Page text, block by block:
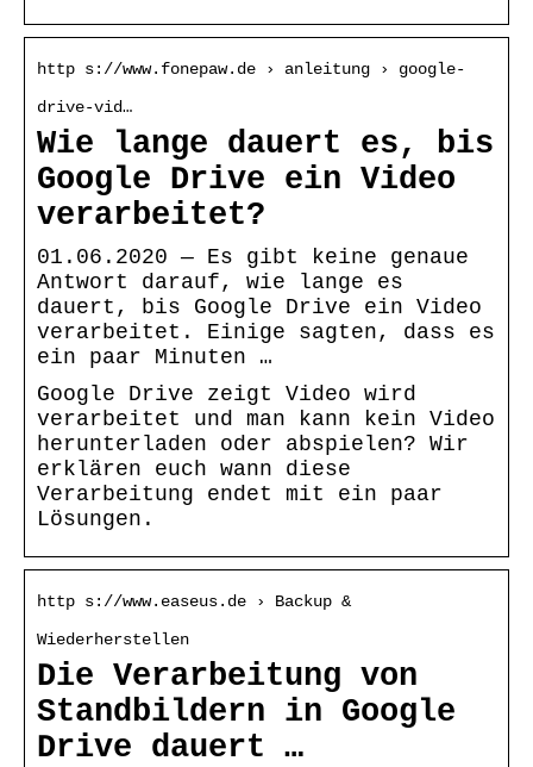
http s://www.fonepaw.de › anleitung › google-
drive-vid…
Wie lange dauert es, bis
Google Drive ein Video
verarbeitet?
01.06.2020 — Es gibt keine genaue
Antwort darauf, wie lange es
dauert, bis Google Drive ein Video
verarbeitet. Einige sagten, dass es
ein paar Minuten …
Google Drive zeigt Video wird
verarbeitet und man kann kein Video
herunterladen oder abspielen? Wir
erklären euch wann diese
Verarbeitung endet mit ein paar
Lösungen.
http s://www.easeus.de › Backup &
Wiederherstellen
Die Verarbeitung von
Standbildern in Google
Drive dauert …